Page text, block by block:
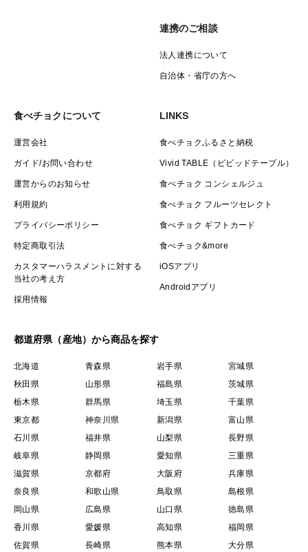
連携のご相談
法人連携について
自治体・省庁の方へ
食べチョクについて
運営会社
ガイド/お問い合わせ
運営からのお知らせ
利用規約
プライバシーポリシー
特定商取引法
カスタマーハラスメントに対する
当社の考え方
採用情報
LINKS
食べチョクふるさと納税
Vivid TABLE（ビビッドテーブル）
食べチョク コンシェルジュ
食べチョク フルーツセレクト
食べチョク ギフトカード
食べチョク&more
iOSアプリ
Androidアプリ
都道府県（産地）から商品を探す
北海道 青森県 岩手県
宮城県
秋田県
山形県 福島県
茨城県
栃木県
群馬県 埼玉県
千葉県
東京都
神奈川県 新潟県
富山県
石川県
福井県 山梨県
長野県
岐阜県
静岡県 愛知県
三重県
滋賀県
京都府 大阪府
兵庫県
奈良県
和歌山県 鳥取県
島根県
岡山県
広島県 山口県
徳島県
香川県
愛媛県 高知県
福岡県
佐賀県
長崎県 熊本県 大分県